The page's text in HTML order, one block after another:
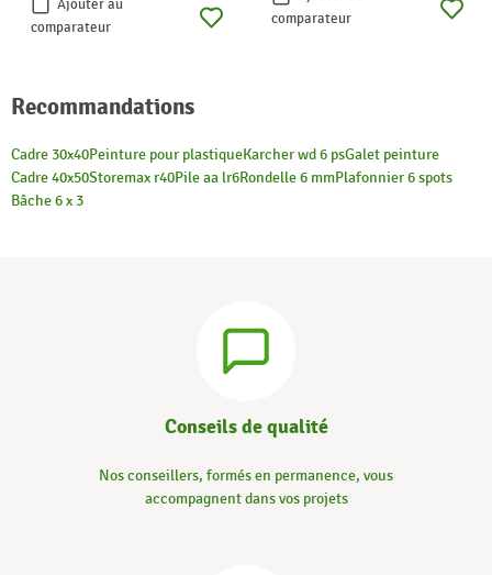
Ajouter au
comparateur
comparateur
Recommandations
Cadre 30x40Peinture pour plastiqueKarcher wd 6 psGalet peinture
Cadre 40x50Storemax r40Pile aa lr6Rondelle 6 mmPlafonnier 6 spots
Bâche 6 x 3
Conseils de qualité
Nos conseillers, formés en permanence, vous
accompagnent dans vos projets